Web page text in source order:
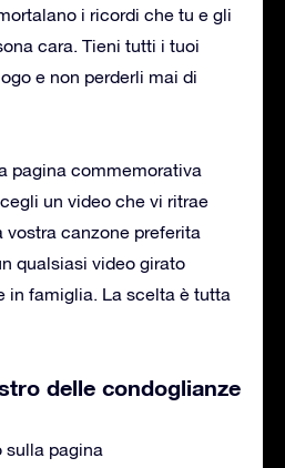
i ricordi che tu e gli
cara. Tieni tutti i tuoi
e non perderli mai di
pagina commemorativa
un video che vi ritrae
canzone preferita
qualsiasi video girato
in famiglia. La scelta è tutta
delle condoglianze
sulla pagina